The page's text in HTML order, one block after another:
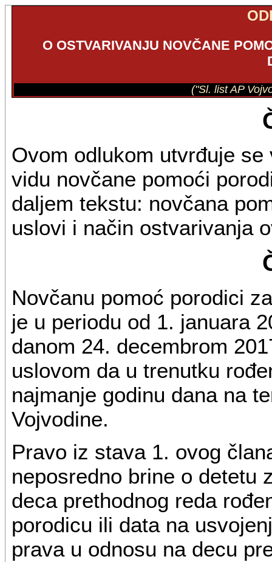
O OSTVARIVANJU NOVČANE
("Sl. list AP
Ovom odlukom utvrđuje
vidu novčane pomoći
daljem tekstu: novčana
uslovi i način ostvarivanja
Novčanu pomoć porodici
je u periodu od 1. januara
danom 24. decembrom
uslovom da u trenutku
najmanje godinu dana na
Vojvodine.
Pravo iz stava 1. ovog
neposredno brine o detetu
deca prethodnog reda
porodicu ili data na
prava u odnosu na decu